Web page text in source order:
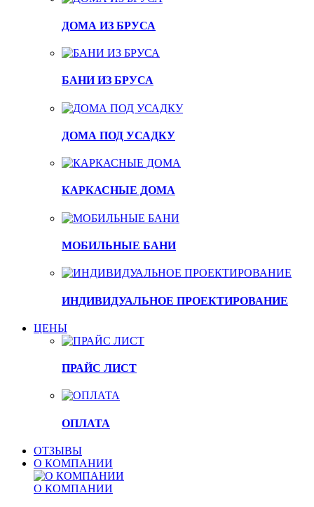
ДОМА ИЗ БРУСА
БАНИ ИЗ БРУСА
ДОМА ПОД УСАДКУ
КАРКАСНЫЕ ДОМА
МОБИЛЬНЫЕ БАНИ
ИНДИВИДУАЛЬНОЕ ПРОЕКТИРОВАНИЕ
ЦЕНЫ
ПРАЙС ЛИСТ
ОПЛАТА
ОТЗЫВЫ
О КОМПАНИИ
О КОМПАНИИ